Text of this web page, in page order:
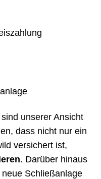
unserer Ansicht
dass nicht nur ein
versichert ist,
. Darüber hinaus
Schließanlage